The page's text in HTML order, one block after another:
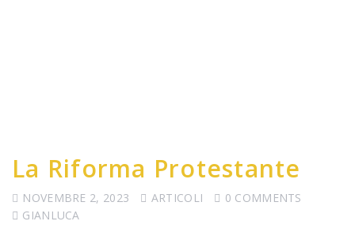
La Riforma Protestante
NOVEMBRE 2, 2023 ARTICOLI
0 COMMENTS
GIANLUCA